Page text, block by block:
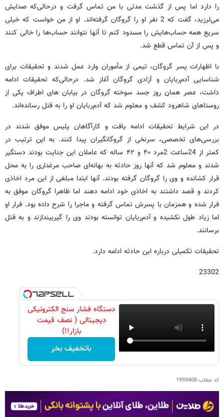
را دارد اما پس از گذشت مدتی با من تماس گرفت و درحالی‌که صدایش
می‌لرزید، گفت که 2 نفر او را گروگان گرفته‌اند. او از من خواست که خیلی
سریع همه حساب‌هایش را مسدود کنم تا آنها نتوانند حساب‌ها را خالی کنند
و پس از آن تماس قطع شد.
با اظهارات پسر گروگان، تیمی از مأموران وارد عمل شدند و تحقیقات برای
شناسایی آدم‌ربایان و آزادی گروگان آغاز شد. درحالی‌که تحقیقات ادامه
داشت، عصر همان روز جسد سوخته گروگان در بیابان‌ های اطراف یکی از
روستاهای شاهرود کشف و معلوم شد که آدم‌ربایان او را به قتل رسانده‌اند.
در این شرایط تحقیقات ادامه یافت و کارآگاهان پلیس موفق شدند در
بررسی‌های تخصصی، سرنخی از گروگانگیران پیدا کنند. به این ترتیب در
کمتر از 24ساعت 2مرد ۴۰ و ۴۲ ساله که عاملان این جنایت بودند دستگیر
شدند و معلوم شد که آنها روز حادثه به بهانه‌ای صاحب مرغداری را به محل
قرار کشانده و وی را گروگان گرفته بودند. آنها ابتدا مبلغی از این مرد اخاذی
کردند و قصد داشتند به اخاذی خود ادامه دهند اما ظاهرا گروگان موفق به
فرار شده و همزمان با پسرش تماس گرفته و ماجرا را شرح داده بود. فرار او
اما زیاد طول نکشیده و آدم‌ربایان توانسته بودند وی را گیربیندازند و به قتل
برسانند.
تحقیقات تکمیلی درباره این حادثه ادامه دارد.
23302
دستگاه فشار سنج الکترونیکی
دیجیتالی ( نصف قیمت
بازار!!)
باتخفیف بخر
کد مطلب1993408